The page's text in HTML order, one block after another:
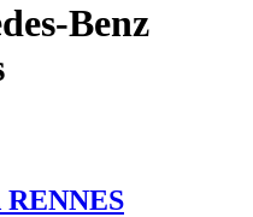
Benz